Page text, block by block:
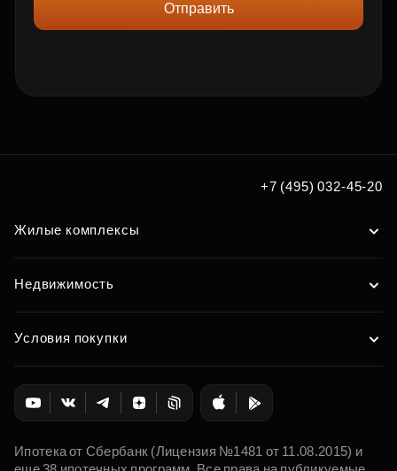
Отправить
+7 (495) 032-45-20
Жилые комплексы
Недвижимость
Условия покупки
Ипотека от Сбербанк (Лицензия №1481 от 11.08.2015) и